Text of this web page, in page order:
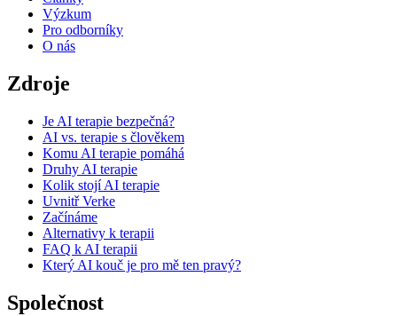
Výzkum
Pro odborníky
O nás
Zdroje
Je AI terapie bezpečná?
AI vs. terapie s člověkem
Komu AI terapie pomáhá
Druhy AI terapie
Kolik stojí AI terapie
Uvnitř Verke
Začínáme
Alternativy k terapii
FAQ k AI terapii
Který AI kouč je pro mě ten pravý?
Společnost